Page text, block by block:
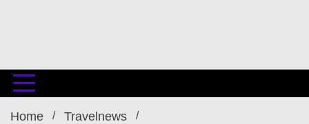
Home
Travelnews